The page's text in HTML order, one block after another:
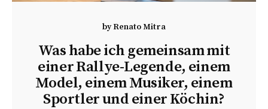
byRenato Mitra
Was habe ich gemeinsam mit
einer Rallye-Legende, einem
Model, einem Musiker, einem
Sportler und einer Köchin?